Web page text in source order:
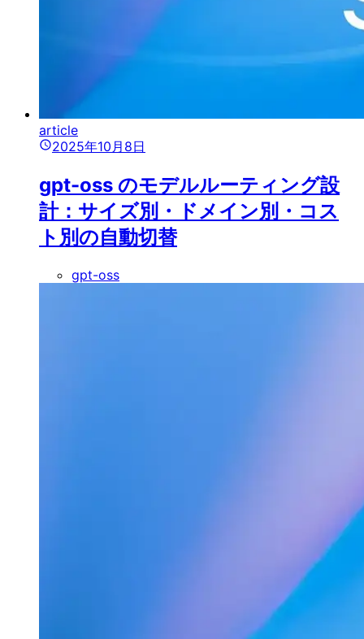
article
2025年10月8日
gpt-oss のモデルルーティング設
計：サイズ別・ドメイン別・コス
ト別の自動切替
gpt-oss